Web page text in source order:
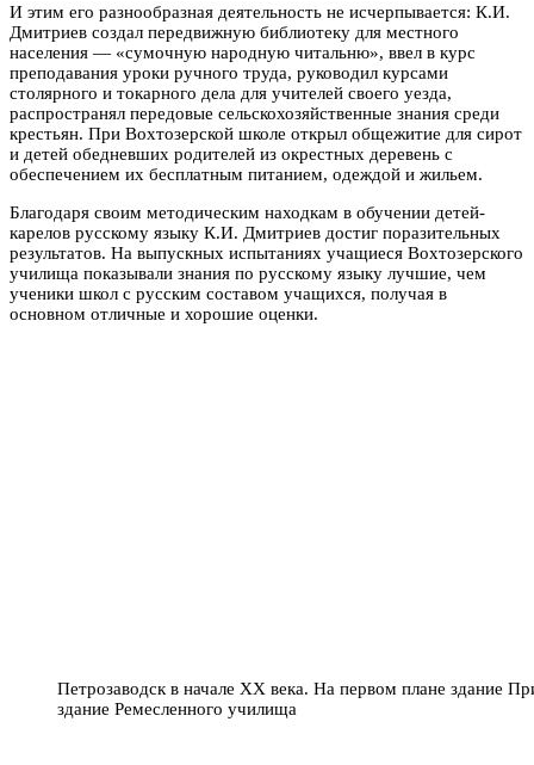
И этим его разнообразная деятельность не исчерпывается: К.И.
Дмитриев создал передвижную библиотеку для местного
населения — «сумочную народную читальню», ввел в курс
преподавания уроки ручного труда, руководил курсами
столярного и токарного дела для учителей своего уезда,
распространял передовые сельскохозяйственные знания среди
крестьян. При Вохтозерской школе открыл общежитие для сирот
и детей обедневших родителей из окрестных деревень с
обеспечением их бесплатным питанием, одеждой и жильем.
Благодаря своим методическим находкам в обучении детей-
карелов русскому языку К.И. Дмитриев достиг поразительных
результатов. На выпускных испытаниях учащиеся Вохтозерского
училища показывали знания по русскому языку лучшие, чем
ученики школ с русским составом учащихся, получая в
основном отличные и хорошие оценки.
Петрозаводск в начале ХХ века. На первом плане здание
здание Ремесленного училища